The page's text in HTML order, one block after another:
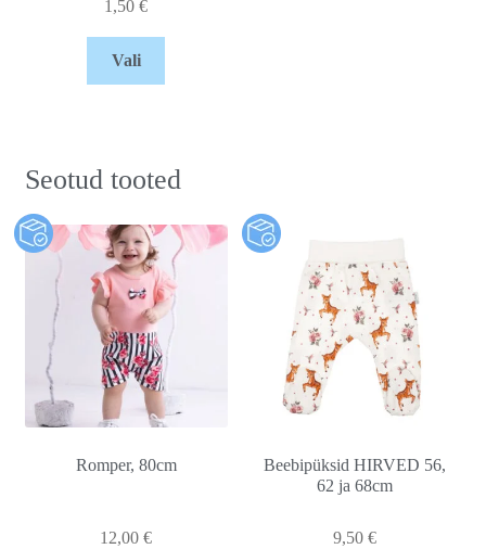
1,50€
Vali
Seotud tooted
Romper, 80cm
12,00€
Beebipüksid HIRVED 56,
62 ja 68cm
9,50 €